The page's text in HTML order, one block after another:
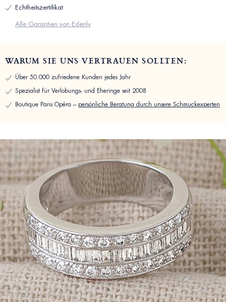
Echtheitszertifikat
Alle Garantien von Edenly
WARUM SIE UNS VERTRAUEN SOLLTEN:
Über 50.000 zufriedene Kunden jedes Jahr
Spezialist für Verlobungs- und Eheringe seit 2008
Boutique Paris Opéra – persönliche Beratung durch unsere Schmuckexperten